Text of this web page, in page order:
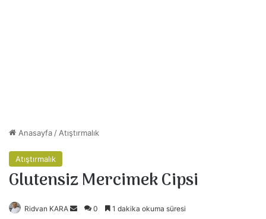
Anasayfa / Atıştırmalık
Atıştırmalık
Glutensiz Mercimek Cipsi
Ridvan KARA 0 1 dakika okuma süresi